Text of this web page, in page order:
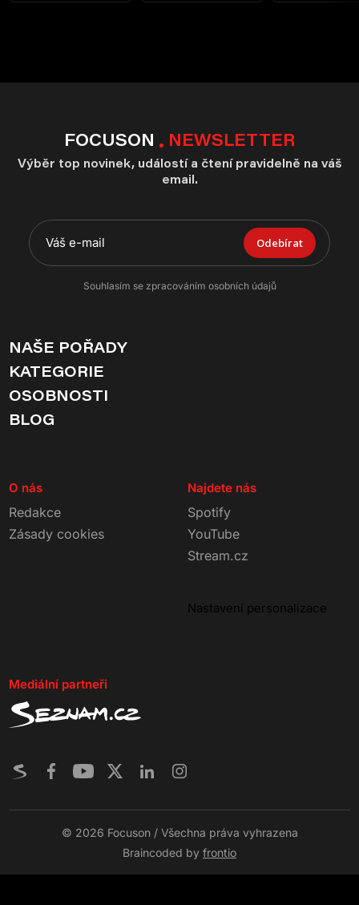
FOCUSON NEWSLETTER
Výběr top novinek, událostí a čtení pravidelně na váš
email.
Odebírat
Souhlasím se zpracováním osobních údajů
NAŠE POŘADY
KATEGORIE
OSOBNOSTI
BLOG
O nás
Redakce
Zásady cookies
Najdete nás
Spotify
YouTube
Stream.cz
Nastavení personalizace
Mediální partneři
© 2026 Focuson / Všechna práva vyhrazena
Braincoded by frontio